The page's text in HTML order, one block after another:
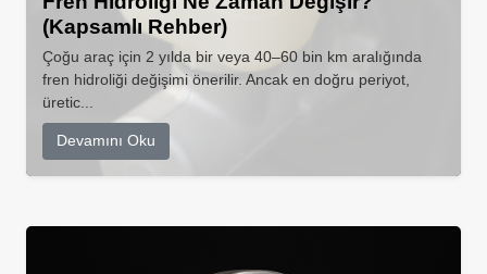
(Kapsamlı Rehber)
Çoğu araç için 2 yılda bir veya 40–60 bin km aralığında
fren hidroliği değişimi önerilir. Ancak en doğru periyot,
üretic...
Devamını Oku